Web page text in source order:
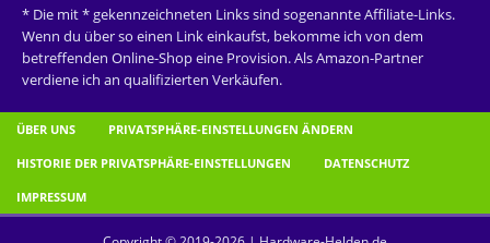
* Die mit * gekennzeichneten Links sind sogenannte Affiliate-Links.
Wenn du über so einen Link einkaufst, bekomme ich von dem
betreffenden Online-Shop eine Provision. Als Amazon-Partner
verdiene ich an qualifizierten Verkäufen.
ÜBER UNS PRIVATSPHÄRE-EINSTELLUNGEN ÄNDERN
HISTORIE DER PRIVATSPHÄRE-EINSTELLUNGEN DATENSCHUTZ
IMPRESSUM